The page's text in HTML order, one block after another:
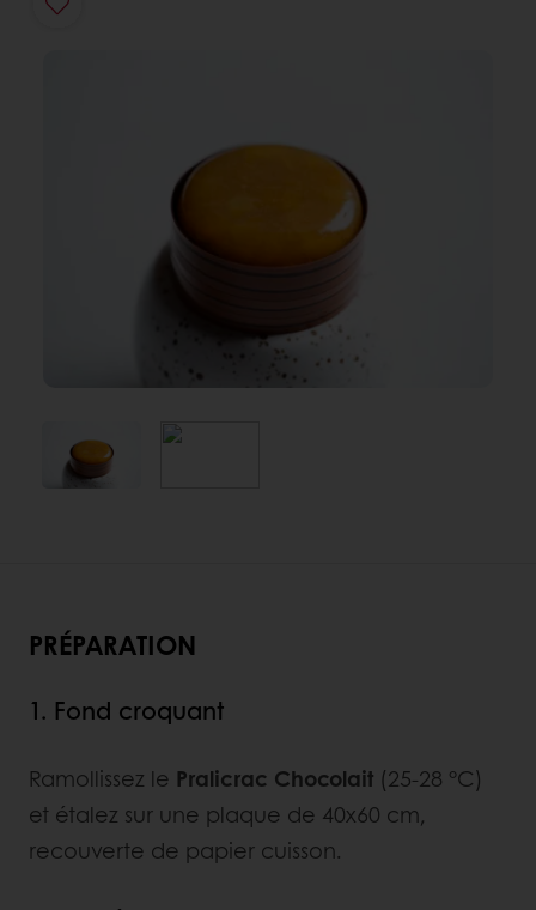
PRÉPARATION
1. Fond croquant
Ramollissez le Pralicrac Chocolait (25-28 °C)
et étalez sur une plaque de 40x60 cm,
recouverte de papier cuisson.